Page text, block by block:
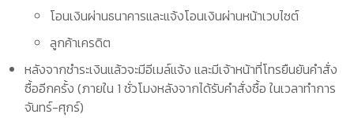
โอนเงินผ่านธนาคารและแจ้งโอนเงินผ่านหน้าเวบไซต์
ลูกค้าเครดิต
หลังจากชำระเงินแล้วจะมีอีเมล์แจ้ง และมีเจ้าหน้าที่โทรยืนยันคำสั่ง
ซื้ออีกครั้ง (ภายใน 1 ชั่วโมงหลังจากได้รับคำสั่งซื้อ ในเวลาทำการ
จันทร์-ศุกร์)